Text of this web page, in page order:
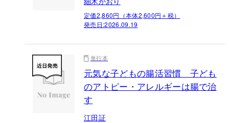
定価2,860円（本体2,600円＋税）
発売日:2026.09.19
単行本
元気な子どもの腸活習慣 子ども
のアトピー・アレルギーは腸で治
す
江田証